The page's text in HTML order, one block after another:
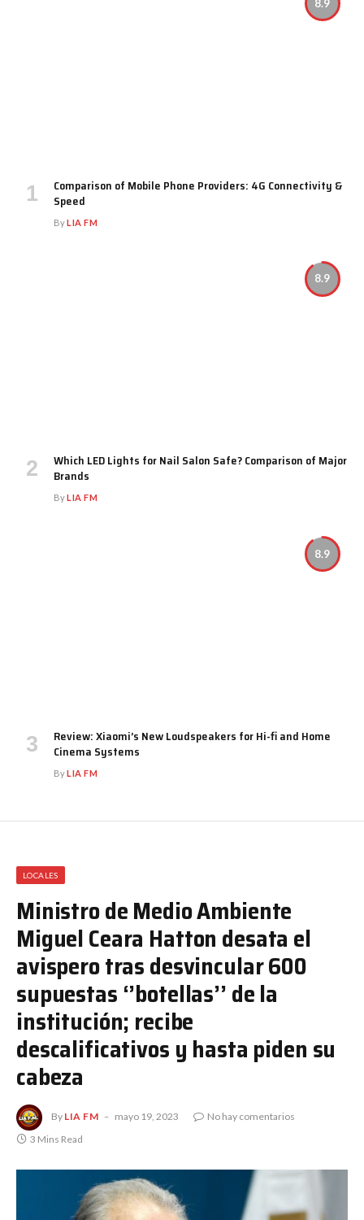
8.9
Comparison of Mobile Phone Providers: 4G Connectivity &
Speed
ByLIA FM
8.9
Which LED Lights for Nail Salon Safe? Comparison of Major
Brands
ByLIA FM
8.9
Review: Xiaomi’s New Loudspeakers for Hi-fi and Home
Cinema Systems
ByLIA FM
LOCALES
Ministro de Medio Ambiente
Miguel Ceara Hatton desata el
avispero tras desvincular 600
supuestas ‘’botellas’’ de la
institución; recibe
descalificativos y hasta piden su
cabeza
By LIA FM mayo 19, 2023
No hay comentarios
3 Mins Read